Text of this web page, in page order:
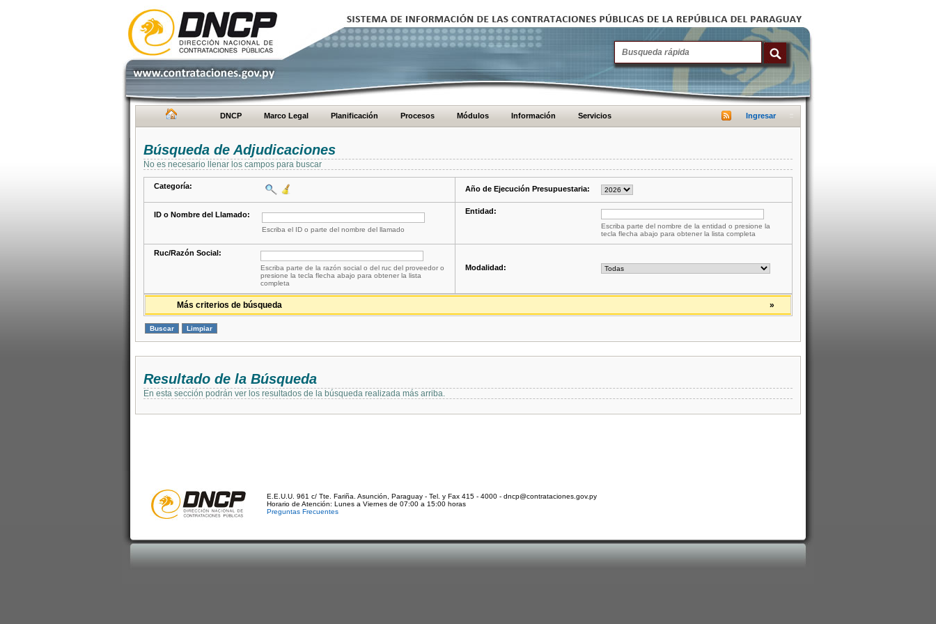
DNCP Marco Legal Planificación Procesos Módulos Información Servicios Ingresar
Búsqueda de Adjudicaciones
No es necesario llenar los campos para buscar
Categoría: Año de Ejecución Presupuestaria:
ID o Nombre del Llamado:
Escriba el ID o parte del nombre del llamado
Entidad:
Escriba parte del nombre de la entidad o presione la
tecla flecha abajo para obtener la lista completa
Ruc/Razón Social:
Escriba parte de la razón social o del ruc del proveedor o
presione la tecla flecha abajo para obtener la lista
completa
Modalidad:
»
Más criterios de búsqueda
Resultado de la Búsqueda
En esta sección podrán ver los resultados de la búsqueda realizada más arriba.
E.E.U.U. 961 c/ Tte. Fariña. Asunción, Paraguay - Tel. y Fax 415 - 4000 - dncp@contrataciones.gov.py
Horario de Atención: Lunes a Viernes de 07:00 a 15:00 horas
Preguntas Frecuentes